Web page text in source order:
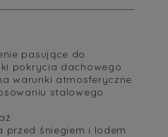
pasujące do
pokrycia dachowego
warunki atmosferyczne
stalowego
przed śniegiem i lodem